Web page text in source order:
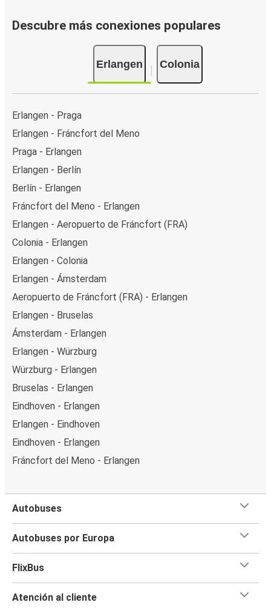
Descubre más conexiones populares
Erlangen Colonia
Erlangen - Praga
Erlangen - Fráncfort del Meno
Praga - Erlangen
Erlangen - Berlín
Berlín - Erlangen
Fráncfort del Meno - Erlangen
Erlangen - Aeropuerto de Fráncfort (FRA)
Colonia - Erlangen
Erlangen - Colonia
Erlangen - Ámsterdam
Aeropuerto de Fráncfort (FRA) - Erlangen
Erlangen - Bruselas
Ámsterdam - Erlangen
Erlangen - Würzburg
Würzburg - Erlangen
Bruselas - Erlangen
Eindhoven - Erlangen
Erlangen - Eindhoven
Eindhoven - Erlangen
Fráncfort del Meno - Erlangen
Autobuses
Autobuses por Europa
FlixBus
Atención al cliente